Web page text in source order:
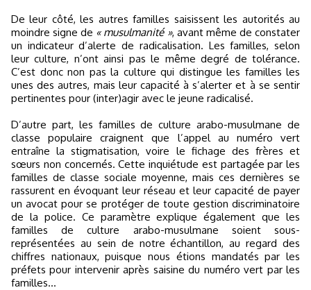
De leur côté, les autres familles saisissent les autorités au
moindre signe de « musulmanité », avant même de constater
un indicateur d’alerte de radicalisation. Les familles, selon
leur culture, n’ont ainsi pas le même degré de tolérance.
C’est donc non pas la culture qui distingue les familles les
unes des autres, mais leur capacité à s’alerter et à se sentir
pertinentes pour (inter)agir avec le jeune radicalisé.
D’autre part, les familles de culture arabo-musulmane de
classe populaire craignent que l’appel au numéro vert
entraîne la stigmatisation, voire le fichage des frères et
sœurs non concernés. Cette inquiétude est partagée par les
familles de classe sociale moyenne, mais ces dernières se
rassurent en évoquant leur réseau et leur capacité de payer
un avocat pour se protéger de toute gestion discriminatoire
de la police. Ce paramètre explique également que les
familles de culture arabo-musulmane soient sous-
représentées au sein de notre échantillon, au regard des
chiffres nationaux, puisque nous étions mandatés par les
préfets pour intervenir après saisine du numéro vert par les
familles...